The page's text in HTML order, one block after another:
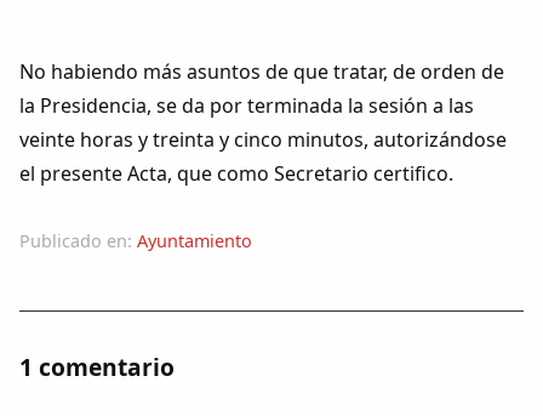
No habiendo más asuntos de que tratar, de orden de
la Presidencia, se da por terminada la sesión a las
veinte horas y treinta y cinco minutos, autorizándose
el presente Acta, que como Secretario certifico.
Publicado en: Ayuntamiento
1 comentario